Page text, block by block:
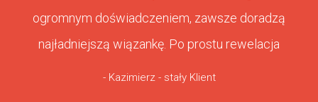
ogromnym doświadczeniem, zawsze doradzą
najładniejszą wiązankę. Po prostu rewelacja
- Kazimierz - stały Klient